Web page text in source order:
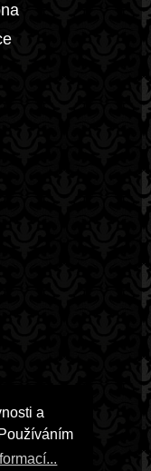
a